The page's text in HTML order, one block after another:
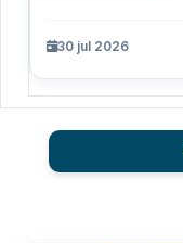
30 jul 2026